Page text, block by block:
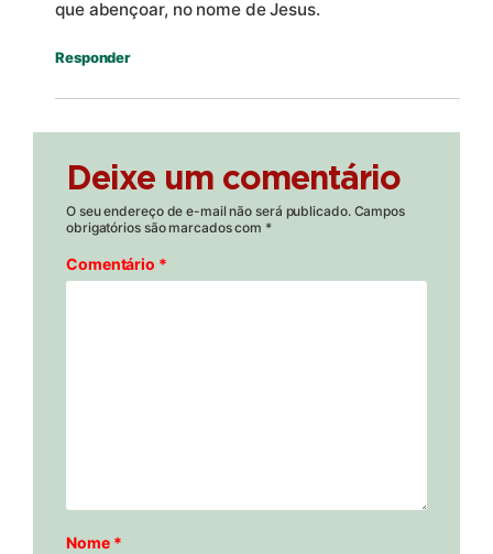
que abençoar, no nome de Jesus.
Responder
Deixe um comentário
O seu endereço de e-mail não será publicado. Campos
obrigatórios são marcados com *
Comentário *
Nome *